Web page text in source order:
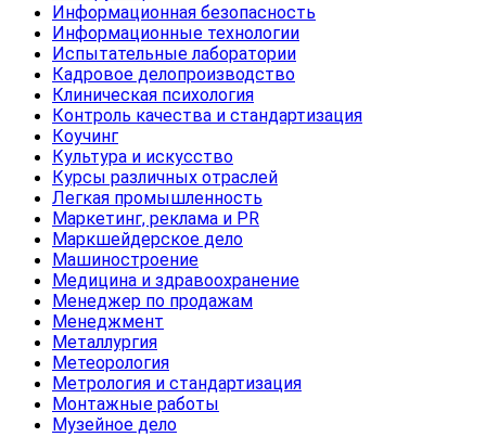
Информационная безопасность
Информационные технологии
Испытательные лаборатории
Кадровое делопроизводство
Клиническая психология
Контроль качества и стандартизация
Коучинг
Культура и искусство
Курсы различных отраслей
Легкая промышленность
Маркетинг, реклама и PR
Маркшейдерское дело
Машиностроение
Медицина и здравоохранение
Менеджер по продажам
Менеджмент
Металлургия
Метеорология
Метрология и стандартизация
Монтажные работы
Музейное дело